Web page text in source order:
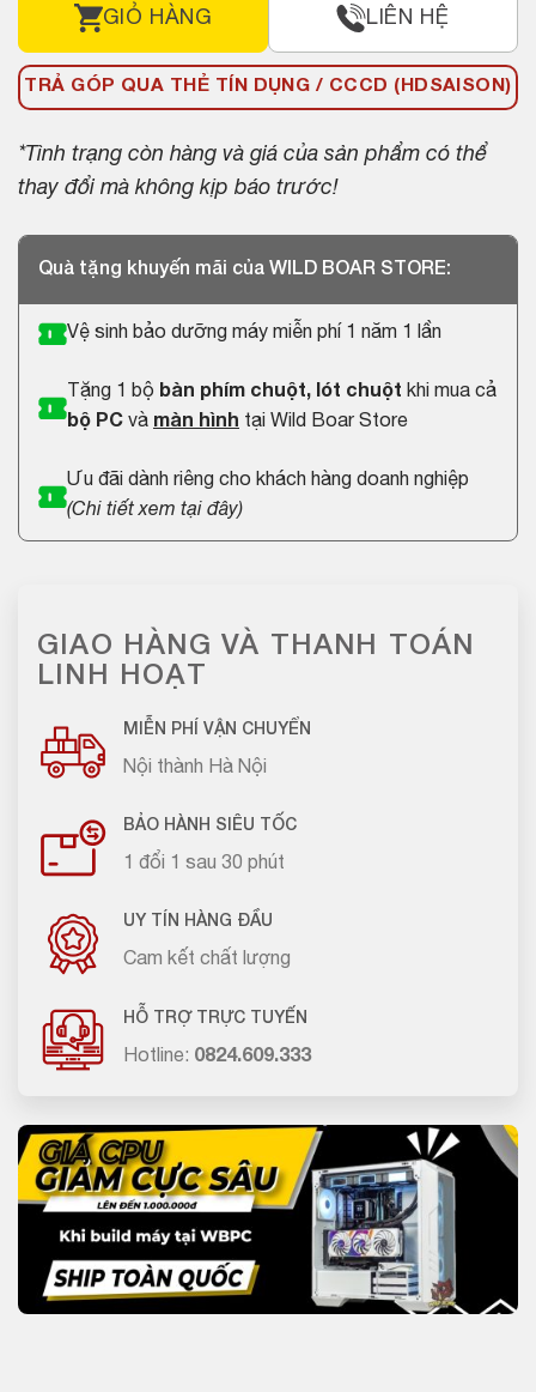
GIỎ HÀNG LIÊN HỆ
TRẢ GÓP QUA THẺ TÍN DỤNG / CCCD (HDSAISON)
*Tình trạng còn hàng và giá của sản phẩm có thể
thay đổi mà không kịp báo trước!
Quà tặng khuyến mãi của WILD BOAR STORE:
Vệ sinh bảo dưỡng máy miễn phí 1 năm 1 lần
Tặng 1 bộ bàn phím chuột, lót chuột khi mua cả
bộ PC và màn hình tại Wild Boar Store
Ưu đãi dành riêng cho khách hàng doanh nghiệp
(Chi tiết xem tại đây)
GIAO HÀNG VÀ THANH TOÁN
LINH HOẠT
MIỄN PHÍ VẬN CHUYỂN
Nội thành Hà Nội
BẢO HÀNH SIÊU TỐC
1 đổi 1 sau 30 phút
UY TÍN HÀNG ĐẦU
Cam kết chất lượng
HỖ TRỢ TRỰC TUYẾN
Hotline: 0824.609.333